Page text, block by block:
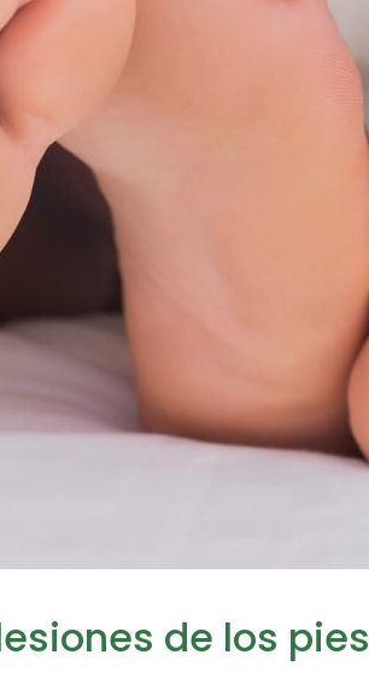
de los pies